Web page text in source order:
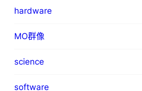
hardware
MO群像
science
software